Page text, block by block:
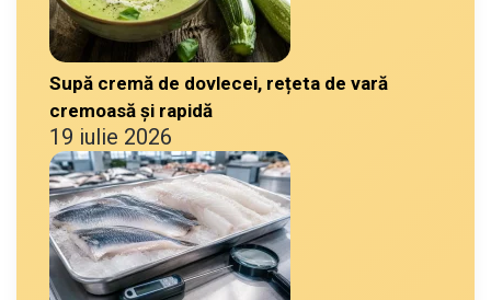
Supă cremă de dovlecei, rețeta de vară
cremoasă și rapidă
19 iulie 2026